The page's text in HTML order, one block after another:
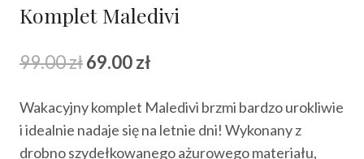
Komplet Maledivi
99.00złPierwotna
wynosiła:
99.00 zł.
69.00zł
wynosi:
69.00 zł.
Wakacyjny komplet Maledivi brzmi bardzo urokliwie
i idealnie nadaje się na letnie dni! Wykonany z
drobno szydełkowanego ażurowego materiału,